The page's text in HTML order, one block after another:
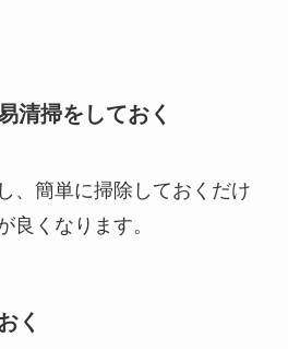
清掃をしておく
、簡単に掃除しておくだけ
良くなります。
く